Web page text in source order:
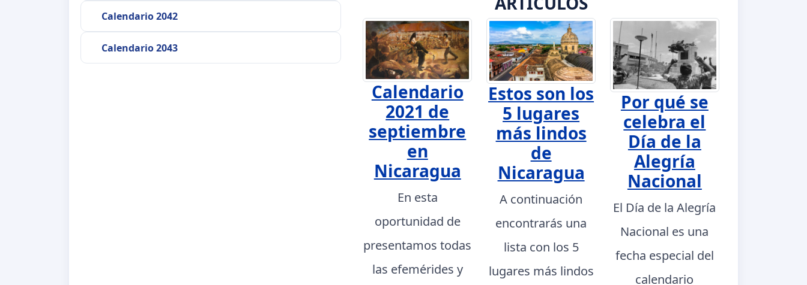
Calendario 2042
Calendario 2043
Calendario
2021 de
septiembre
en
Nicaragua
En esta
oportunidad de
presentamos todas
las efemérides y
Estos son los
5 lugares
más lindos
de
Nicaragua
A continuación
encontrarás una
lista con los 5
lugares más lindos
Por qué se
celebra el
Día de la
Alegría
Nacional
El Día de la Alegría
Nacional es una
fecha especial del
calendario